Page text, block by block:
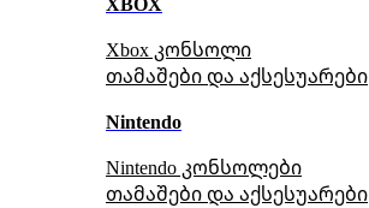
Xbox კონსოლი
თამაშები და აქსესუარები
Nintendo
Nintendo კონსოლები
თამაშები და აქსესუარები